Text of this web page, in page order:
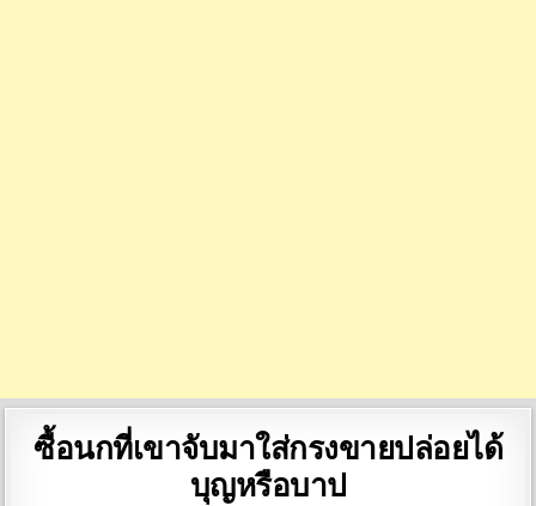
ซื้อนกที่เขาจับมาใส่กรงขายปล่อยได้
บุญหรือบาป